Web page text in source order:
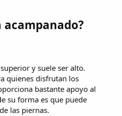
acampanado?
y suele ser alto.
quienes disfrutan los
bastante apoyo al
su forma es que puede
las piernas.